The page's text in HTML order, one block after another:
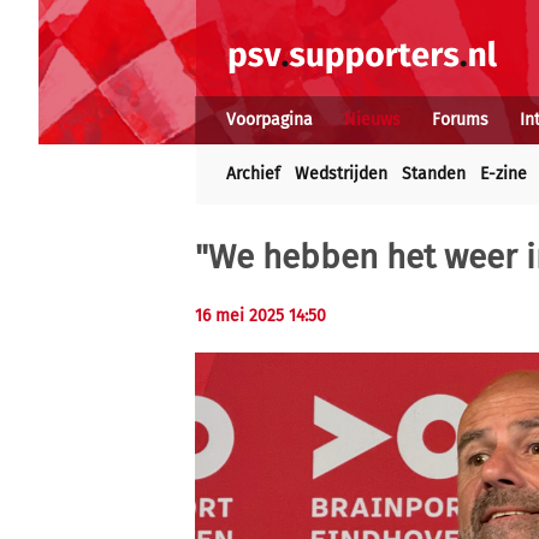
Voorpagina Nieuws Forums
Archief Wedstrijden Standen E-zine
"We hebben het weer
16 mei 2025 14:50